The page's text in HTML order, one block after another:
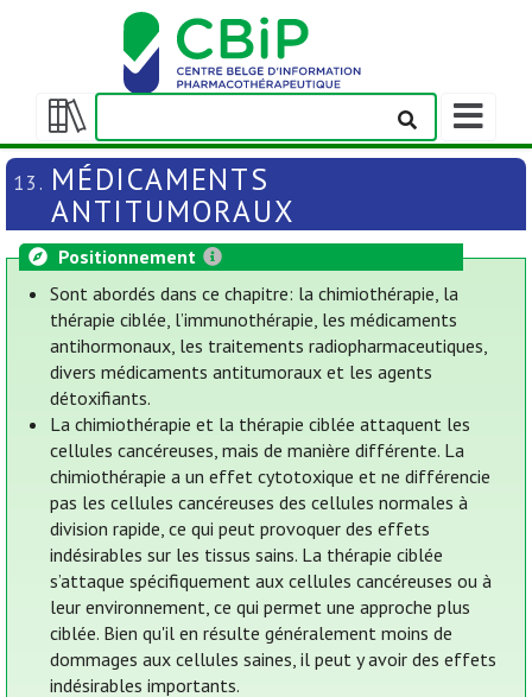
Afficher/masquer
la
table
des
matières
Afficher/
la
barre
13. MÉDICAMENTS
ANTITUMORAUX
Positionnement
Sont abordés dans ce chapitre: la chimiothérapie, la
thérapie ciblée, l’immunothérapie, les médicaments
antihormonaux, les traitements radiopharmaceutiques,
divers médicaments antitumoraux et les agents
détoxifiants.
La chimiothérapie et la thérapie ciblée attaquent les
cellules cancéreuses, mais de manière différente. La
chimiothérapie a un effet cytotoxique et ne différencie
pas les cellules cancéreuses des cellules normales à
division rapide, ce qui peut provoquer des effets
indésirables sur les tissus sains. La thérapie ciblée
s’attaque spécifiquement aux cellules cancéreuses ou à
leur environnement, ce qui permet une approche plus
ciblée. Bien qu'il en résulte généralement moins de
dommages aux cellules saines, il peut y avoir des effets
indésirables importants.